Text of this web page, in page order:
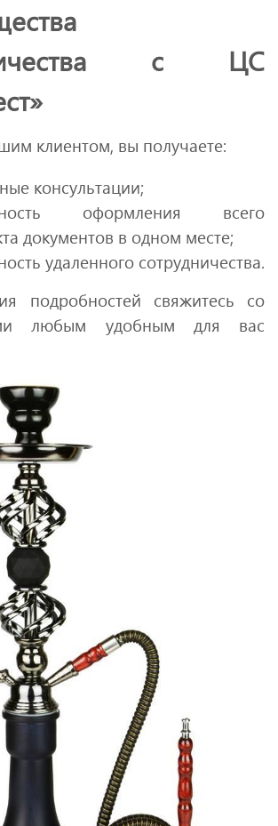
с ЦС
клиентом, вы получаете:
консультации;
оформления всего
документов в одном месте;
удаленного сотрудничества.
подробностей свяжитесь со
любым удобным для вас